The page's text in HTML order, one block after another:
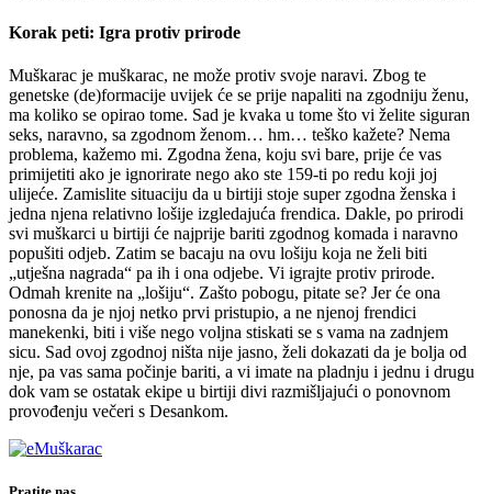
Korak peti: Igra protiv prirode
Muškarac je muškarac, ne može protiv svoje naravi. Zbog te
genetske (de)formacije uvijek će se prije napaliti na zgodniju ženu,
ma koliko se opirao tome. Sad je kvaka u tome što vi želite siguran
seks, naravno, sa zgodnom ženom… hm… teško kažete? Nema
problema, kažemo mi. Zgodna žena, koju svi bare, prije će vas
primijetiti ako je ignorirate nego ako ste 159-ti po redu koji joj
ulijeće. Zamislite situaciju da u birtiji stoje super zgodna ženska i
jedna njena relativno lošije izgledajuća frendica. Dakle, po prirodi
svi muškarci u birtiji će najprije bariti zgodnog komada i naravno
popušiti odjeb. Zatim se bacaju na ovu lošiju koja ne želi biti
„utješna nagrada“ pa ih i ona odjebe. Vi igrajte protiv prirode.
Odmah krenite na „lošiju“. Zašto pobogu, pitate se? Jer će ona
ponosna da je njoj netko prvi pristupio, a ne njenoj frendici
manekenki, biti i više nego voljna stiskati se s vama na zadnjem
sicu. Sad ovoj zgodnoj ništa nije jasno, želi dokazati da je bolja od
nje, pa vas sama počinje bariti, a vi imate na pladnju i jednu i drugu
dok vam se ostatak ekipe u birtiji divi razmišljajući o ponovnom
provođenju večeri s Desankom.